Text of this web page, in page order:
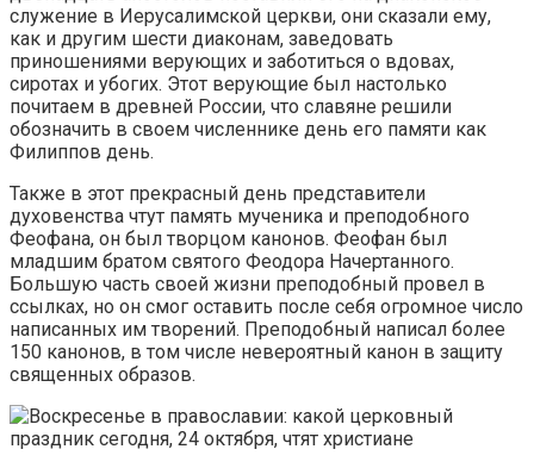
служение в Иерусалимской церкви, они сказали ему,
как и другим шести диаконам, заведовать
приношениями верующих и заботиться о вдовах,
сиротах и убогих. Этот верующие был настолько
почитаем в древней России, что славяне решили
обозначить в своем численнике день его памяти как
Филиппов день.
Также в этот прекрасный день представители
духовенства чтут память мученика и преподобного
Феофана, он был творцом канонов. Феофан был
младшим братом святого Феодора Начертанного.
Большую часть своей жизни преподобный провел в
ссылках, но он смог оставить после себя огромное число
написанных им творений. Преподобный написал более
150 канонов, в том числе невероятный канон в защиту
священных образов.